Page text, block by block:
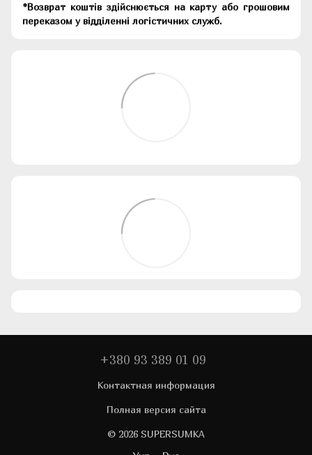
*Возврат коштів здійснюється на карту або грошовим
переказом у відділенні логістичних служб.
+380 93 389 01 09
Контактная информация
Полная версия сайта
© 2026 SUPERSUMKA